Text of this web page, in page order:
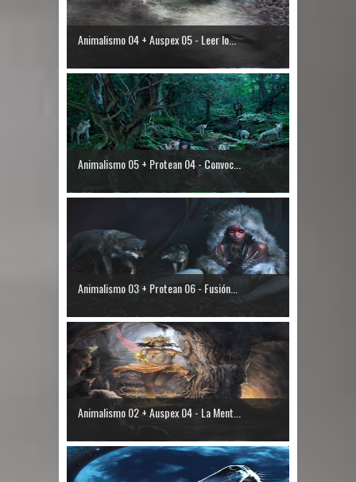
Animalismo 04 + Auspex 05 - Leer lo...
Animalismo 05 + Protean 04 - Convoc...
Animalismo 03 + Protean 06 - Fusión...
Animalismo 02 + Auspex 04 - La Ment...